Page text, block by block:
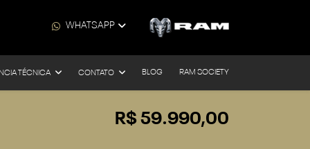
WHATSAPP
TÉCNICA CONTATO BLOG RAM SOCIETY
R$ 59.990,00